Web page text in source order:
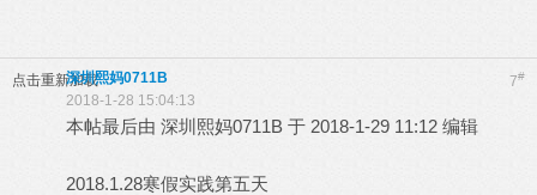
点击重新加载 7#
深圳熙妈0711B
2018-1-28 15:04:13
本帖最后由 深圳熙妈0711B 于 2018-1-29 11:12 编辑
2018.1.28寒假实践第五天